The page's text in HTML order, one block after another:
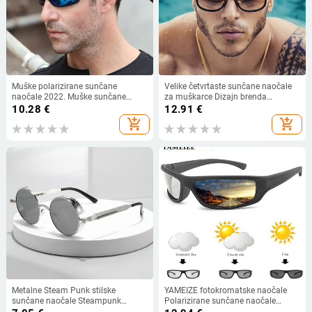
Muške polarizirane sunčane
naočale 2022. Muške sunčane
naočale Muške sunčane naočale za
noćno gledanje Ženske klasične
marke Hot Sale Unisex naočale
10.28 €
add_shopping_cart
Velike četvrtaste sunčane naočale
za muškarce Dizajn brenda
Luksuzni visokokvalitetni vintage
naočale za vožnju Prevelike
12.91 €
add_shopping_cart
Metalne Steam Punk stilske
sunčane naočale Steampunk
YAMEIZE fotokromatske naočale
Polarizirane sunčane naočale